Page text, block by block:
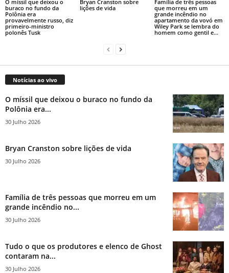
O míssil que deixou o
buraco no fundo da
Polônia era
provavelmente russo, diz
primeiro-ministro
polonês Tusk
Bryan Cranston sobre
lições de vida
Família de três pessoas
que morreu em um
grande incêndio no
apartamento da vovó em
Wiley Park se lembra do
homem como gentil e...
Notícias ao vivo
O míssil que deixou o buraco no fundo da
Polônia era...
30 Julho 2026
Bryan Cranston sobre lições de vida
30 Julho 2026
Família de três pessoas que morreu em um
grande incêndio no...
30 Julho 2026
Tudo o que os produtores e elenco de Ghost
contaram na...
30 Julho 2026